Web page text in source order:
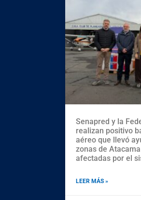
Senapred y la
realizan positivo
aéreo que llevó
zonas de
afectadas por el
LEER MÁS »